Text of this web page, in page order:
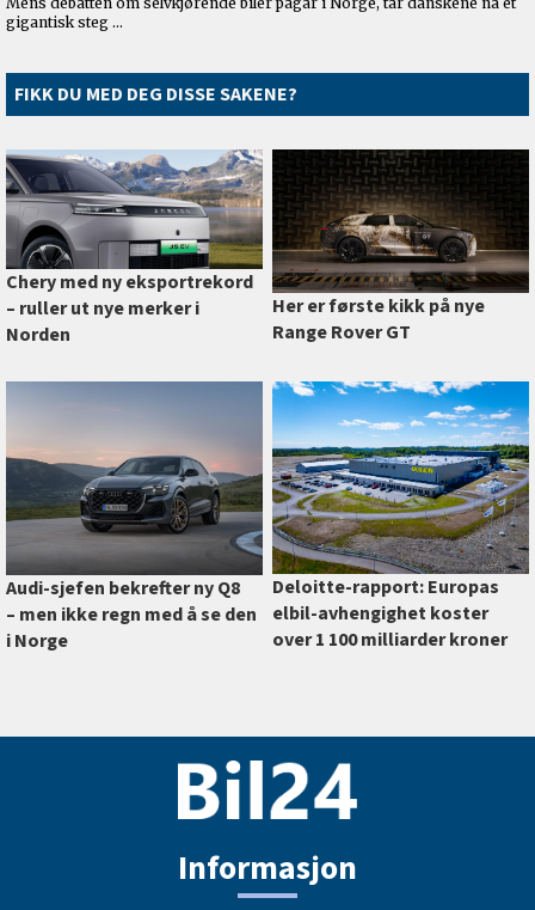
FIKK DU MED DEG DISSE SAKENE?
Chery med ny eksportrekord
–⁠ ruller ut nye merker i
Norden
Her er første kikk på nye
Range Rover GT
Audi-sjefen bekrefter ny Q8
–⁠ men ikke regn med å se den
i Norge
Deloitte-rapport: Europas
elbil-avhengighet koster
over 1 100 milliarder kroner
Informasjon